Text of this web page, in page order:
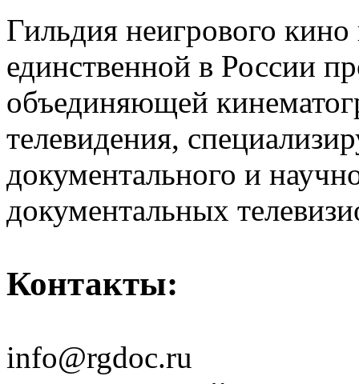
Гильдия неигрового кино
единственной в России
объединяющей
телевидения,
документального и
документальных
Контакты:
info@rgdoc.ru